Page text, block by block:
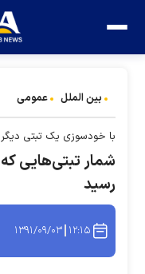
بین الملل عمومی
با خودسوزی یک تبتی دیگر
رسید
۱۲:۱۵ ۱۳۹۱/۰۹/۰۳